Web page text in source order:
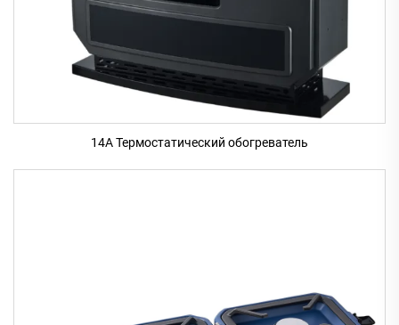
14A Термостатический обогреватель